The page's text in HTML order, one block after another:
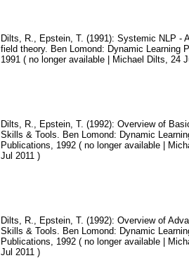
Dilts, R., Epstein, T. (1991): Systemic NLP -
field theory. Ben Lomond: Dynamic Learning
1991 ( no longer available | Michael Dilts, 24
Dilts, R., Epstein, T. (1992): Overview of
Skills & Tools. Ben Lomond: Dynamic
Publications, 1992 ( no longer available |
Jul 2011 )
Dilts, R., Epstein, T. (1992): Overview of
Skills & Tools. Ben Lomond: Dynamic
Publications, 1992 ( no longer available |
Jul 2011 )